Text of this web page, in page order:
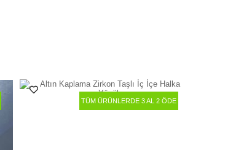
TÜM ÜRÜNLERDE 3 AL 2 ÖDE